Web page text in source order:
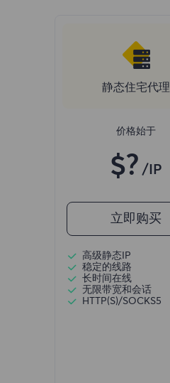
静态住宅代理
价格始于
$? /IP
立即购买
高级静态IP
稳定的线路
长时间在线
无限带宽和会话
HTTP(S)/SOCKS5